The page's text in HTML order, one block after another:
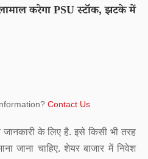
करेगा PSU स्टॉक, झटके में
Contact Us
जानकारी के लिए है. इसे किसी भी तरह
जाना चाहिए. शेयर बाजार में निवेश